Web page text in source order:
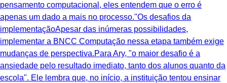
pensamento computacional, eles entendem que o erro é
apenas um dado a mais no processo."Os desafios da
implementaçãoApesar das inúmeras possibilidades,
implementar a BNCC Computação nessa etapa também exige
mudanças de perspectiva.Para Ary, "o maior desafio é a
ansiedade pelo resultado imediato, tanto dos alunos quanto da
escola". Ele lembra que, no início, a instituição tentou ensinar